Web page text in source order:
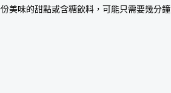
美味的甜點或含糖飲料，可能只需要幾分鐘